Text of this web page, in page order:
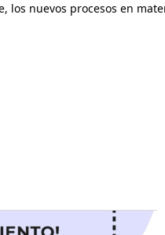
nuevos procesos en